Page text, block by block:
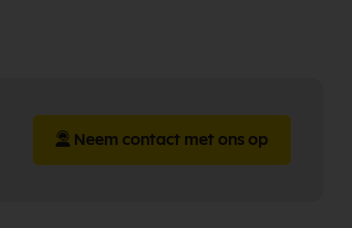
Neem contact met ons op